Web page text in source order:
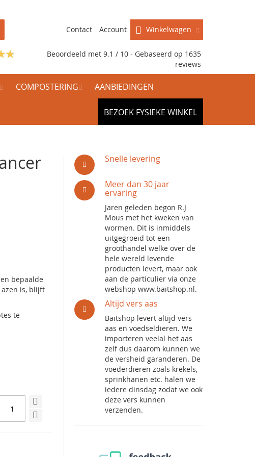
Winkelwagen
Contact Account
Beoordeeld met 9.1 / 10 - Gebaseerd op 1635
reviews
COMPOSTERING AANBIEDINGEN
BEZOEK FYSIEKE WINKEL
bepaalde
is, blijft
te
Snelle levering
Meer dan 30 jaar
ervaring
Jaren geleden begon R.J
Mous met het kweken van
wormen. Dit is inmiddels
uitgegroeid tot een
groothandel welke over de
hele wereld levende
producten levert, maar ook
aan de particulier via onze
webshop www.baitshop.nl.
Altijd vers aas
Baitshop levert altijd vers
aas en voedseldieren. We
importeren veelal het aas
zelf dus daarom kunnen we
de versheid garanderen. De
voederdieren zoals krekels,
sprinkhanen etc. halen we
iedere dinsdag zodat we ook
deze vers kunnen
verzenden.